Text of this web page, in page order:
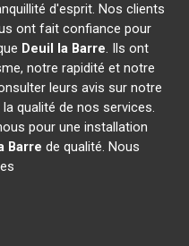
d'esprit. Nos clients
ont fait confiance pour
Deuil la Barre. Ils ont
notre rapidité et notre
leurs avis sur notre
qualité de nos services.
pour une installation
Barre de qualité. Nous